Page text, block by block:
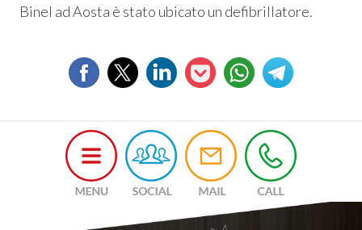
Binel ad Aosta è stato ubicato un defibrillatore.